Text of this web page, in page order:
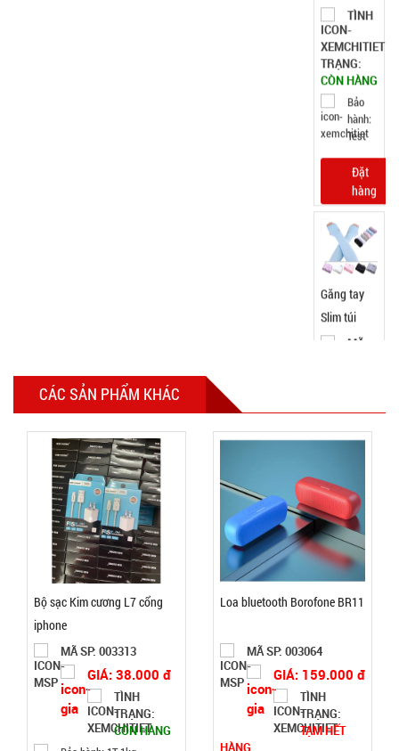
5.900 đ
TÌNH
TRẠNG:
CÒN HÀNG
Bảo
hành:
Test ,
Cân nặng :
0.3kg
Đặt
hàng
MÃ
SP:
GIÁ:
49.000 đ
TÌNH
hành:
1T
CÁC SẢN PHẨM KHÁC
Bộ sạc Kim cương L7 cổng
iphone
MÃ SP: 003313
GIÁ: 38.000 đ
TÌNH
TRẠNG:
CÒN HÀNG
Loa bluetooth Borofone BR11
MÃ SP: 003064
GIÁ: 159.000 đ
TÌNH
TRẠNG:
TẠM HẾT
HÀNG